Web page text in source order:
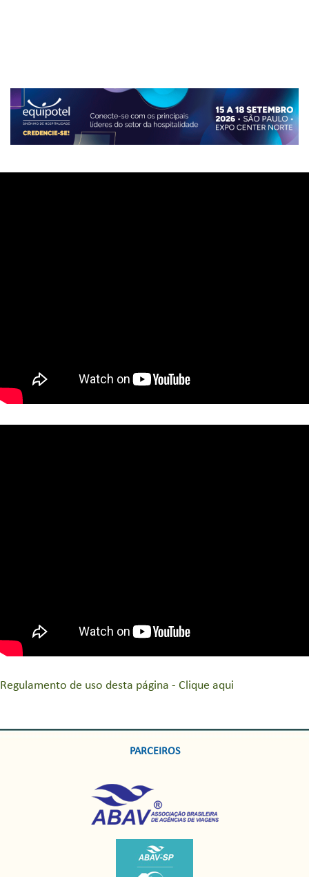
Regulamento de uso desta página - Clique aqui
PARCEIROS